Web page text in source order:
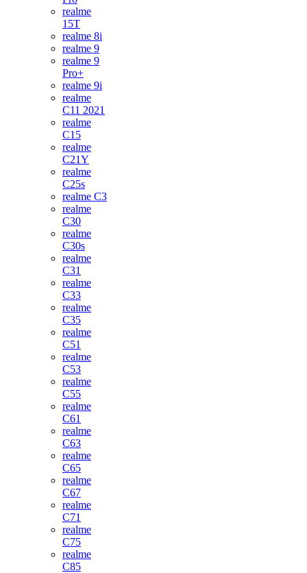
realme
15T
realme 8i
realme 9
realme 9
Pro+
realme 9i
realme
C11 2021
realme
C15
realme
C21Y
realme
C25s
realme C3
realme
C30
realme
C30s
realme
C31
realme
C33
realme
C35
realme
C51
realme
C53
realme
C55
realme
C61
realme
C63
realme
C65
realme
C67
realme
C71
realme
C75
realme
C85